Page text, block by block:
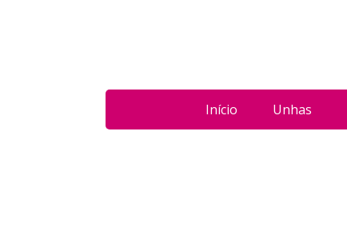
Início Unhas